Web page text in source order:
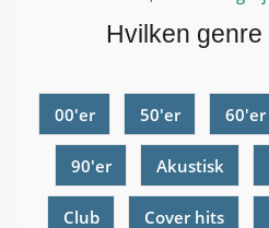
Hvilken
00'er 50'er 60'er
90'er Akustisk
Club Cover hits